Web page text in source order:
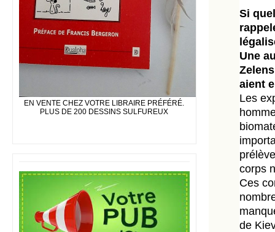
EN VENTE CHEZ VOTRE LIBRAIRE PRÉFÉRÉ.
PLUS DE 200 DESSINS SULFUREUX
Si
Une
aient
Les
corps
Ces
de